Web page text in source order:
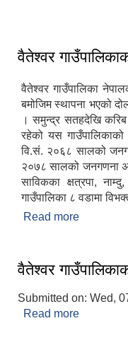
वैतेश्वर
वैतेश्वर गाउँपालिका
बमोजिम स्थापना भएको
। समुन्द्र सतहदेखि
रहेको यस
वि.सं. २०६८ सालको
२०७८ सालको जनगणना
साविकका क्षत्रपा,
गाउँपालिका ८ वडामा
Read more
वैतेश्वर
Submitted on: Wed,
Read more